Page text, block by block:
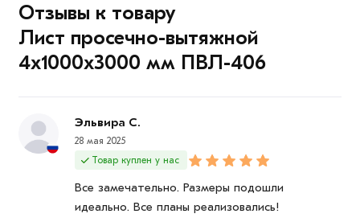
Лист просечно-вытяжнойдействительн в Москве и
области. Наши профессиональные менеджеры
обработают заказ и свяжутся с Вами для
соответствует всем стандартам качества. Возврат
купленного товарa в течение 7 дней (наличие чека
Отзывы к товару
Лист просечно-вытяжной
4х1000х3000 мм ПВЛ-406
Эльвира С.
28 мая 2025
Товар куплен у нас
Все замечательно. Размеры подошли
идеально. Все планы реализовались!